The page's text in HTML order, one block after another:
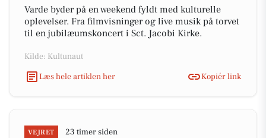
Varde byder på en weekend fyldt med kulturelle
oplevelser. Fra filmvisninger og live musik på torvet
til en jubilæumskoncert i Sct. Jacobi Kirke.
Kilde: Kultunaut
Læs hele artiklen her
Kopiér link
VEJRET 23 timer siden